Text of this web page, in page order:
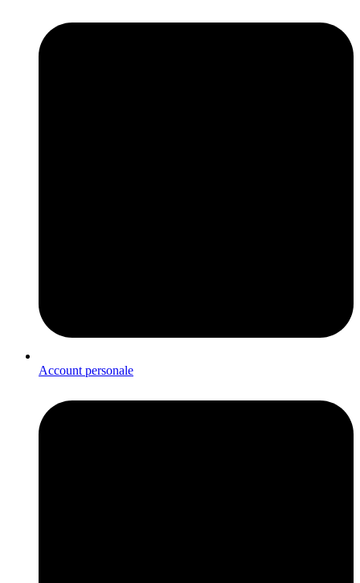
Account personale